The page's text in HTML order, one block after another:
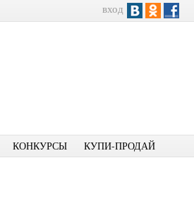
вход
КОНКУРСЫ КУПИ-ПРОДАЙ